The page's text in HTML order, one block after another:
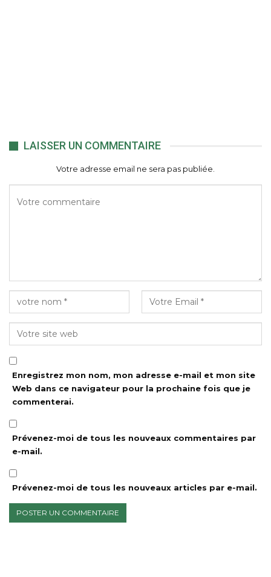
LAISSER UN COMMENTAIRE
Votre adresse email ne sera pas publiée.
Enregistrez mon nom, mon adresse e-mail et mon site
Web dans ce navigateur pour la prochaine fois que je
commenterai.
Prévenez-moi de tous les nouveaux commentaires par
e-mail.
Prévenez-moi de tous les nouveaux articles par e-mail.